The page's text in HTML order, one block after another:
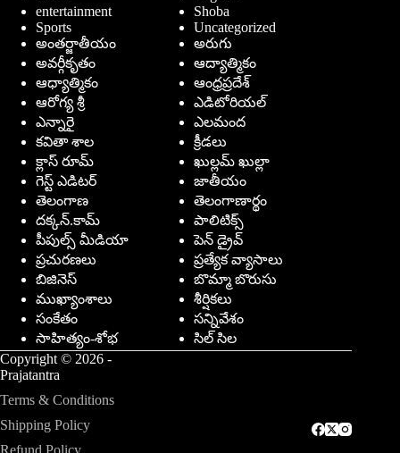
entertainment
Shoba
Sports
Uncategorized
అంతర్జాతీయం
అరుగు
అవర్గీకృతం
ఆద్యాత్మికం
ఆధ్యాత్మికం
ఆంధ్రప్రదేశ్
ఆరోగ్య శ్రీ
ఎడిటోరియల్
ఎన్నారై
ఎలమంద
కవితా శాల
క్రీడలు
క్లాస్ రూమ్
ఖుల్లమ్ ఖుల్లా
గెస్ట్ ఎడిటర్
జాతీయం
తెలంగాణ
తెలంగాణార్థం
దక్కన్.కామ్
పాలిటిక్స్
పీపుల్స్ ‌మీడియా
పెన్ డ్రైవ్
ప్రచురణలు
ప్రత్యేక వ్యాసాలు
బిజినెస్
బొమ్మా బొరుసు
ముఖ్యాంశాలు
శీర్షికలు
సంకేతం
సన్నివేశం
సాహిత్యం-శోభ
సిల్ సిల
Copyright © 2026 -
Prajatantra
Terms & Conditions
Shipping Policy
Refund Policy